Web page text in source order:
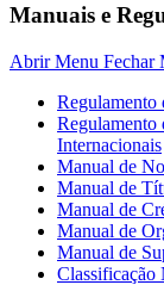
Manuais e
Abrir Menu Fechar
Regulamento
Regulamento
Internacionais
Manual de
Manual de
Manual de
Manual de
Manual de
Classificação